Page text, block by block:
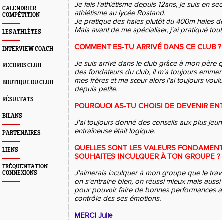
CALENDRIER
COMPÉTITION
LES ATHLÈTES
INTERVIEW COACH
RECORDS CLUB
BOUTIQUE DU CLUB
RÉSULTATS
BILANS
PARTENAIRES
LIENS
FRÉQUENTATION
CONNEXIONS
Je fais l'athlétisme depuis 12ans, je suis en
athlétisme au lycée Rostand.
Je pratique des haies plutôt du 400m haies
Mais avant de me spécialiser, j'ai pratiqué
COMMENT ES-TU ARRIVÉ DANS CE CLUB ?
Je suis arrivé dans le club grâce à mon père
des fondateurs du club, il m'a toujours
mes frères et ma sœur alors j'ai toujours
depuis petite.
POURQUOI AS-TU CHOISI DE DEVENIR
J'ai toujours donné des conseils aux plus
entraîneuse était logique.
QUELLES SONT LES VALEURS
SOUHAITES INCULQUER À TON GROUPE ?
J'aimerais inculquer à mon groupe que le
on s'entraine bien, on réussi mieux mais
pour pouvoir faire de bonnes performances
contrôle des ses émotions.
MERCI Julie